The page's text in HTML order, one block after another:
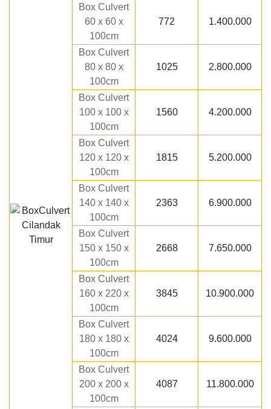
Box Culvert
60 x 60 x
100cm
772 1.400.000
Box Culvert
80 x 80 x
100cm
1025 2.800.000
Box Culvert
100 x 100 x
100cm
1560 4.200.000
Box Culvert
120 x 120 x
100cm
1815 5.200.000
Box Culvert
140 x 140 x
100cm
2363 6.900.000
Box Culvert
150 x 150 x
100cm
2668 7.650.000
Box Culvert
160 x 220 x
100cm
3845 10.900.000
Box Culvert
180 x 180 x
100cm
4024 9.600.000
Box Culvert
200 x 200 x
100cm
4087 11.800.000